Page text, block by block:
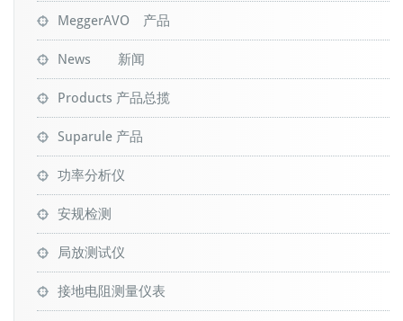
MeggerAVO 产品
News 新闻
Products 产品总揽
Suparule 产品
功率分析仪
安规检测
局放测试仪
接地电阻测量仪表